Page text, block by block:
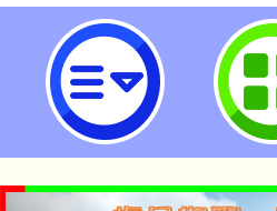
有關教育部國民及
學辦理「115年國
驗營」一案，延長
日，歡迎學生報名